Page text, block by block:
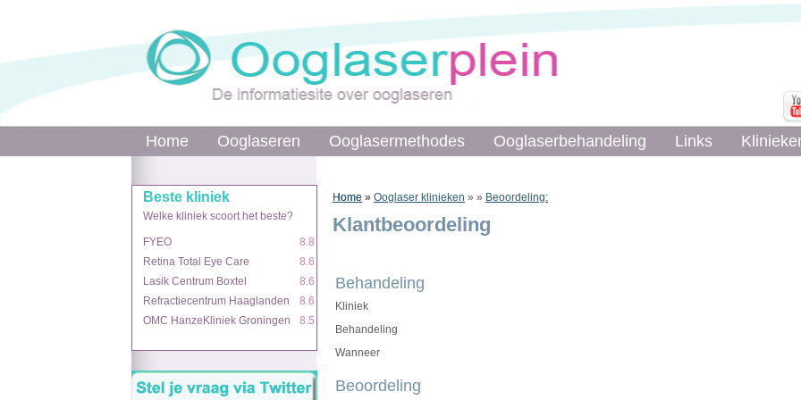
Home Ooglaseren Ooglasermethodes Ooglaserbehandeling Links
Beste kliniek
Welke kliniek scoort het beste?
FYEO
8.8
Retina Total Eye Care
8.6
Lasik Centrum Boxtel
8.6
Refractiecentrum Haaglanden
8.6
OMC HanzeKliniek Groningen
8.5
Home »
Home Ooglaseren Ooglasermethodes Ooglaserbehandeling Links
Beste kliniek
Welke kliniek scoort het beste?
FYEO
8.8
Retina Total Eye Care
8.6
Lasik Centrum Boxtel
8.6
Refractiecentrum Haaglanden
8.6
OMC HanzeKliniek Groningen
8.5
Home » Ooglaser klinieken » » Beoordeling:
Klantbeoordeling
Behandeling
Kliniek
Behandeling
Wanneer
Beoordeling